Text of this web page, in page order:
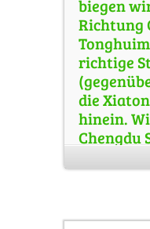
biegen
Richtung
richtige
die
hinein.
Chengdu
Sichuan